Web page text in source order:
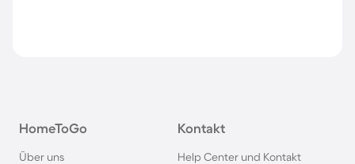
HomeToGo
Über uns
Kontakt
Help Center und Kontakt